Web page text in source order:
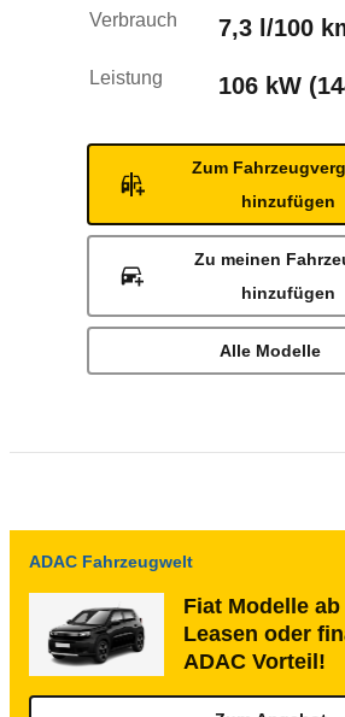
Verbrauch 7,3 l/100
Leistung 106 kW
Zum
hinzufügen
Zu meinen
hinzufügen
Alle Modelle
ADAC Fahrzeugwelt
Fiat Modelle ab
Leasen oder
ADAC Vorteil!